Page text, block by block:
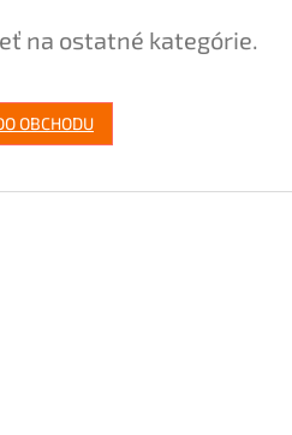
na ostatné kategórie.
OBCHODU